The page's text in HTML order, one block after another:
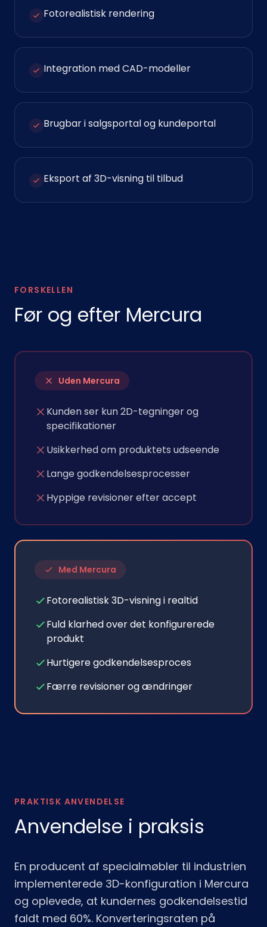
Fotorealistisk rendering
Integration med CAD-modeller
Brugbar i salgsportal og kundeportal
Eksport af 3D-visning til tilbud
FORSKELLEN
Før og efter Mercura
Uden Mercura
Kunden ser kun 2D-tegninger og
specifikationer
Usikkerhed om produktets udseende
Lange godkendelsesprocesser
Hyppige revisioner efter accept
Med Mercura
Fotorealistisk 3D-visning i realtid
Fuld klarhed over det konfigurerede
produkt
Hurtigere godkendelsesproces
Færre revisioner og ændringer
PRAKTISK ANVENDELSE
Anvendelse i praksis
En producent af specialmøbler til industrien
implementerede 3D-konfiguration i Mercura
og oplevede, at kundernes godkendelsestid
faldt med 60%. Konverteringsraten på